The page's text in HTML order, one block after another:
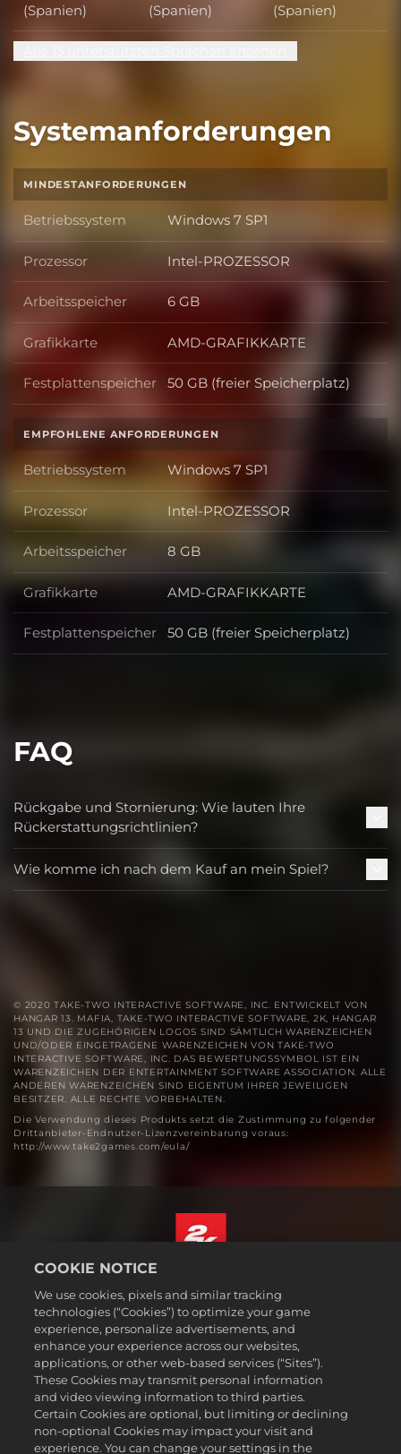
(Spanien)
(Spanien)
(Spanien)
Systemanforderungen
MINDESTANFORDERUNGEN
Betriebssystem Betriebssystem
Windows 7 SP1
Prozessor Prozessor
Intel-PROZESSOR
Arbeitsspeicher Arbeitsspeicher
6 GB
Grafikkarte Grafikkarte
AMD-GRAFIKKARTE
Festplattenspeicher Festplattenspeicher
50 GB (freier Speicherplatz)
EMPFOHLENE ANFORDERUNGEN
Betriebssystem Betriebssystem
Windows 7 SP1
Prozessor Prozessor
Intel-PROZESSOR
Arbeitsspeicher Arbeitsspeicher
8 GB
Grafikkarte Grafikkarte
AMD-GRAFIKKARTE
Festplattenspeicher Festplattenspeicher
50 GB (freier Speicherplatz)
FAQ
Rückgabe und Stornierung: Wie lauten Ihre
Rückerstattungsrichtlinien?
Wie komme ich nach dem Kauf an mein Spiel?
© 2020 TAKE-TWO INTERACTIVE SOFTWARE, INC. ENTWICKELT VON
HANGAR 13. MAFIA, TAKE-TWO INTERACTIVE SOFTWARE, 2K, HANGAR
13 UND DIE ZUGEHÖRIGEN LOGOS SIND SÄMTLICH WARENZEICHEN
UND/ODER EINGETRAGENE WARENZEICHEN VON TAKE-TWO
INTERACTIVE SOFTWARE, INC. DAS BEWERTUNGSSYMBOL IST EIN
WARENZEICHEN DER ENTERTAINMENT SOFTWARE ASSOCIATION. ALLE
ANDEREN WARENZEICHEN SIND EIGENTUM IHRER JEWEILIGEN
BESITZER. ALLE RECHTE VORBEHALTEN.
Die Verwendung dieses Produkts setzt die Zustimmung zu folgender
Drittanbieter-Endnutzer-Lizenzvereinbarung voraus:
http://www.take2games.com/eula/
Impressum
Datenschutzrichtlinie
Cookie-Richtlinie
Support
Meine personenbezogenen Daten nicht verkaufen oder teilen
Bestellungen & Rückerstattungen
Deutsch
COOKIE NOTICE
We use cookies, pixels and similar tracking
technologies (“Cookies”) to optimize your game
experience, personalize advertisements, and
enhance your experience across our websites,
applications, or other web-based services (“Sites”).
These Cookies may transmit personal information
and video viewing information to third parties.
Certain Cookies are optional, but limiting or declining
non-optional Cookies may impact your visit and
experience. You can change your settings in the